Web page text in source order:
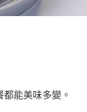
能美味多變。